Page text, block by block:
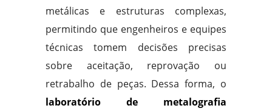
metálicas e estruturas complexas,
permitindo que engenheiros e equipes
técnicas tomem decisões precisas
sobre aceitação, reprovação ou
retrabalho de peças. Dessa forma, o
laboratório de metalografia